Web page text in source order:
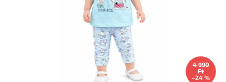
4 990
Ft
–24 %